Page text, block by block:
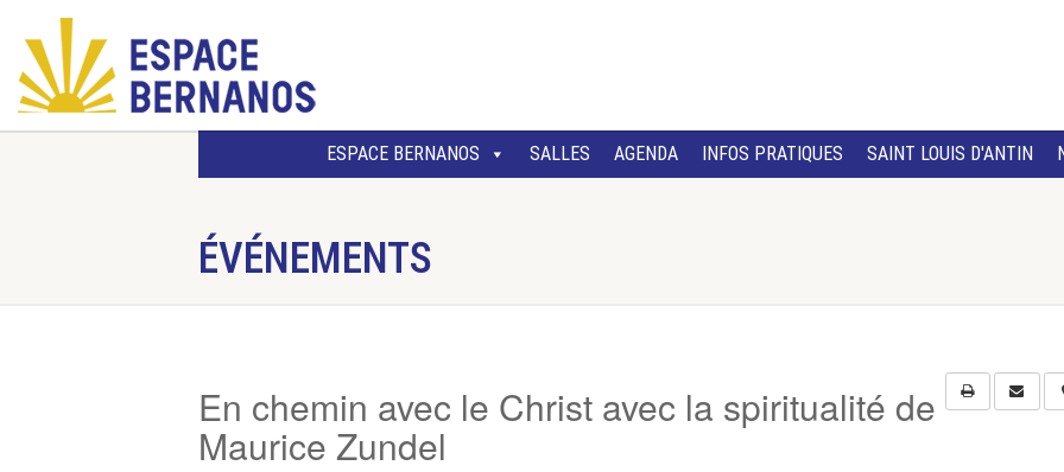
ESPACE BERNANOS SALLES AGENDA INFOS PRATIQUES SAINT LOUIS D'ANTIN
ÉVÉNEMENTS
En chemin avec le Christ avec la spiritualité de
Maurice Zundel